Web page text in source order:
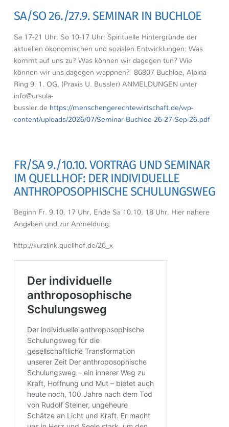
SA/SO 26./27.9. SEMINAR IN BUCHLOE
Sa 17-21 Uhr, So 10-17 Uhr: Spirituelle Hintergründe der
aktuellen ökonomischen und sozialen Entwicklungen: Was
kommt auf uns zu? Was können wir dagegen tun? Wie
können wir uns dagegen wappnen? 86807 Buchloe, Alpina-
Ring 9, 1. OG, (Praxis U. Bussler) ANMELDUNGEN unter
info@ursula-
bussler.de https://menschengerechtewirtschaft.de/wp-
content/uploads/2026/07/Seminar-Buchloe-26-27-Sep-26.pdf
FR/SA 9./10.10. VORTRAG UND SEMINAR
IM QUELLHOF: DER INDIVIDUELLE
ANTHROPOSOPHISCHE SCHULUNGSWEG
Beginn Fr. 9.10. 17 Uhr, Ende Sa 10.10. 18 Uhr. Hier nähere
Angaben und zur Anmeldung:
http://kurzlink.quellhof.de/26_x